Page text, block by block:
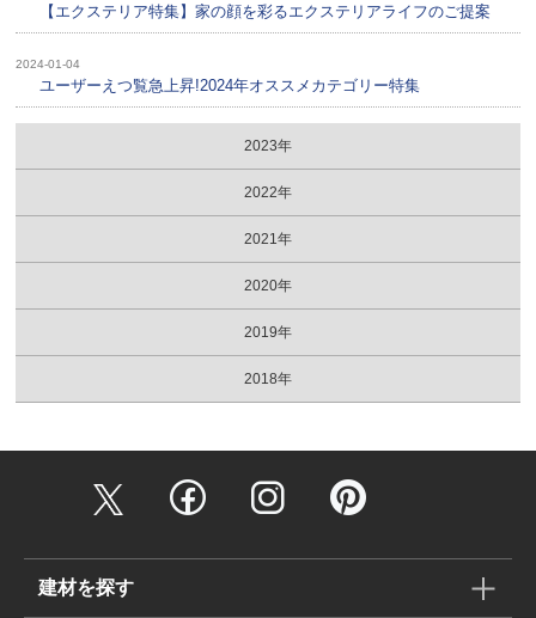
【エクステリア特集】家の顔を彩るエクステリアライフのご提案
2024-01-04
ユーザーえつ覧急上昇!2024年オススメカテゴリー特集
2023年
2022年
2021年
2020年
2019年
2018年
建材を探す